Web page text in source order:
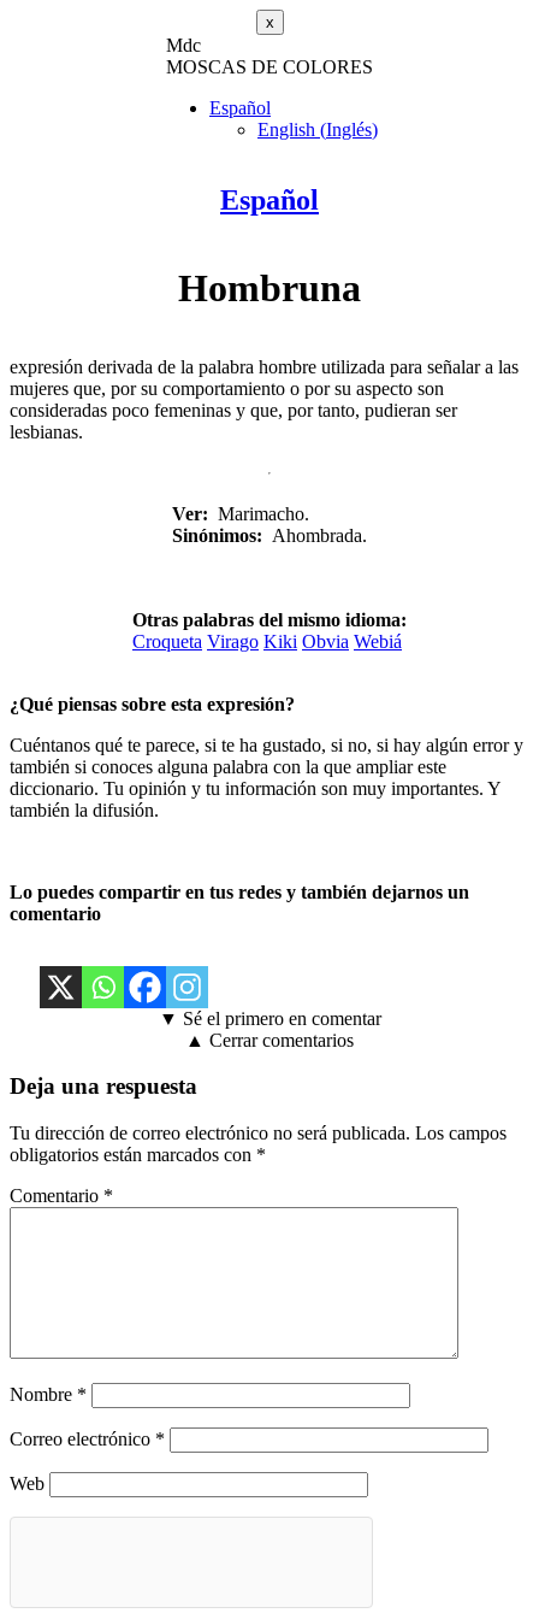
x
Mdc
MOSCAS DE COLORES
Español
English (Inglés)
Español
Hombruna
expresión derivada de la palabra hombre utilizada para señalar a las
mujeres que, por su comportamiento o por su aspecto son
consideradas poco femeninas y que, por tanto, pudieran ser
lesbianas.
Ver: Marimacho.
Sinónimos: Ahombrada.
Otras palabras del mismo idioma:
Croqueta Virago Kiki Obvia Webiá
¿Qué piensas sobre esta expresión?
Cuéntanos qué te parece, si te ha gustado, si no, si hay algún error y
también si conoces alguna palabra con la que ampliar este
diccionario. Tu opinión y tu información son muy importantes. Y
también la difusión.
Lo puedes compartir en tus redes y también dejarnos un
comentario
▼ Sé el primero en comentar
▲ Cerrar comentarios
Deja una respuesta
Tu dirección de correo electrónico no será publicada. Los campos
obligatorios están marcados con *
Comentario *
Nombre *
Correo electrónico *
Web